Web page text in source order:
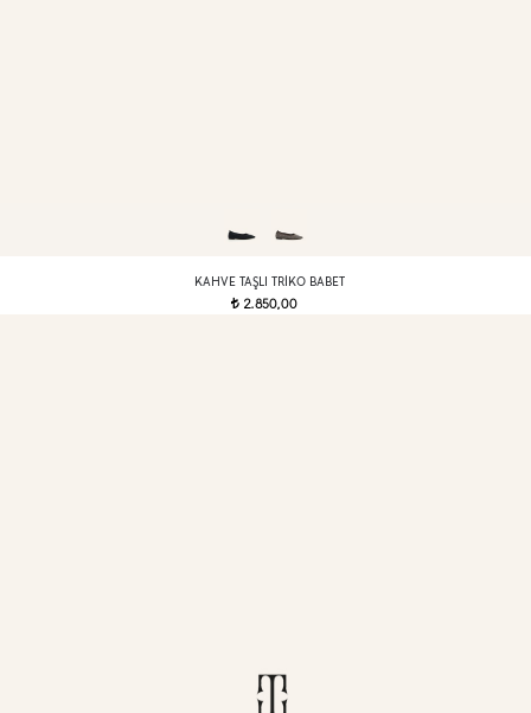
KAHVE TAŞLI TRIKO BABET
t 2.850,00